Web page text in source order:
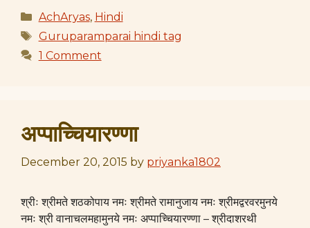
Categories
AchAryas, Hindi
Tags
Guruparamparai hindi tag
1 Comment
अप्पाच्चियारण्णा
December 20, 2015 by priyanka1802
श्रीः श्रीमते शठकोपाय नमः श्रीमते रामानुजाय नमः श्रीमद्वरवरमुनये
नमः श्री वानाचलमहामुनये नमः अप्पाच्चियारण्णा – श्रीदाशरथी